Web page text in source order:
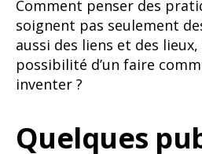
Comment penser des
soignent pas seulement
aussi des liens et des
possibilité d’un faire
inventer ?
Quelques